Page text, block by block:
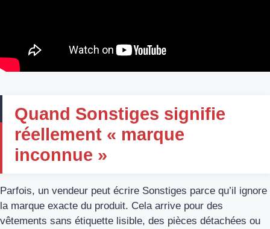
Quand Sonstiges signifie
réellement « marque
inconnue »
Parfois, un vendeur peut écrire Sonstiges parce qu’il ignore
la marque exacte du produit. Cela arrive pour des
vêtements sans étiquette lisible, des pièces détachées ou